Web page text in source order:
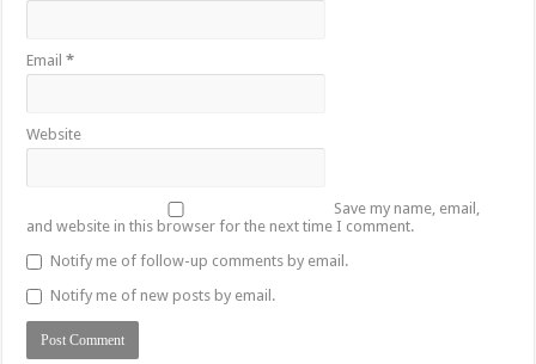
Email*
Website
Save my name, email,
and website in this browser for the next time I comment.
Notify me of follow-up comments by email.
Notify me of new posts by email.